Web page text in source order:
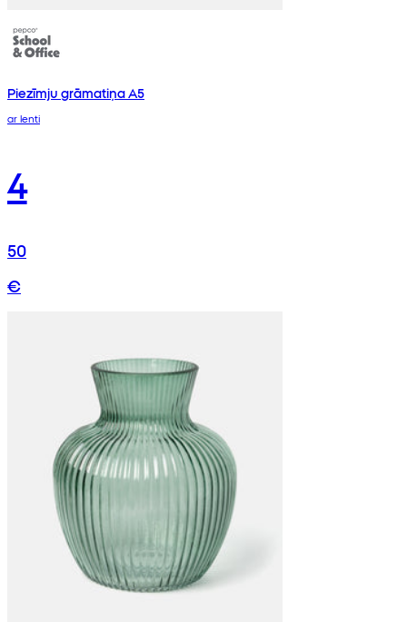
Piezīmju grāmatiņa A5
ar lenti
4
50
€